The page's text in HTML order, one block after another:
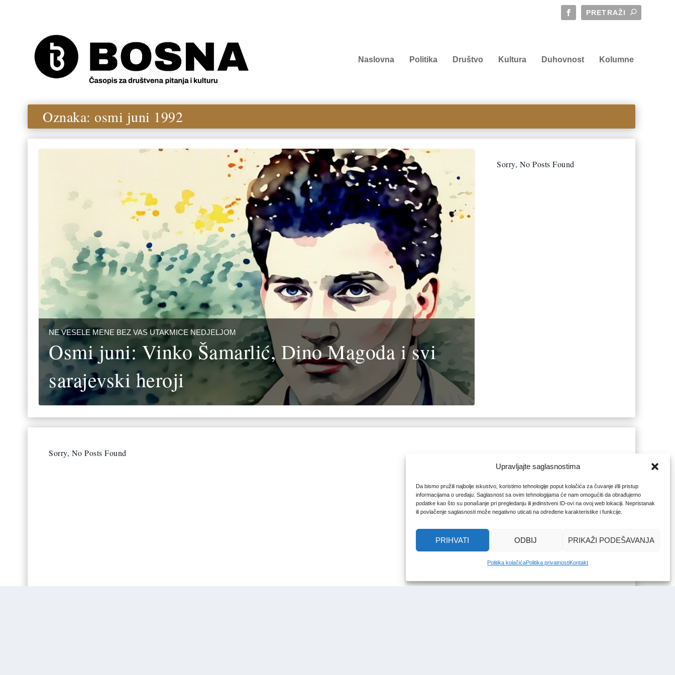
Upravljajte saglasnostima
Da bismo pružili najbolje iskustvo, koristimo tehnologije poput kolačića za čuvanje i/ili pristup
informacijama o uređaju. Saglasnost sa ovim tehnologijama će nam omogućiti da obrađujemo
podatke kao što su ponašanje pri pregledanju ili jedinstveni ID-ovi na ovoj web lokaciji. Nepristanak
ili povlačenje saglasnosti može negativno uticati na određene karakteristike i funkcije.
PRIHVATI ODBIJ PRIKAŽI PODEŠAVANJA
Politika kolačićaPolitika privatnostiKontakt
Naslovna Politika Društvo Kultura Duhovnost Kolumne
Oznaka:osmi juni 1992
NE VESELE MENE BEZ VAS UTAKMICE NEDJELJOM
Osmi juni: Vinko Šamarlić, Dino Magoda i svi
sarajevski heroji
Sorry, No Posts Found
Sorry, No Posts Found